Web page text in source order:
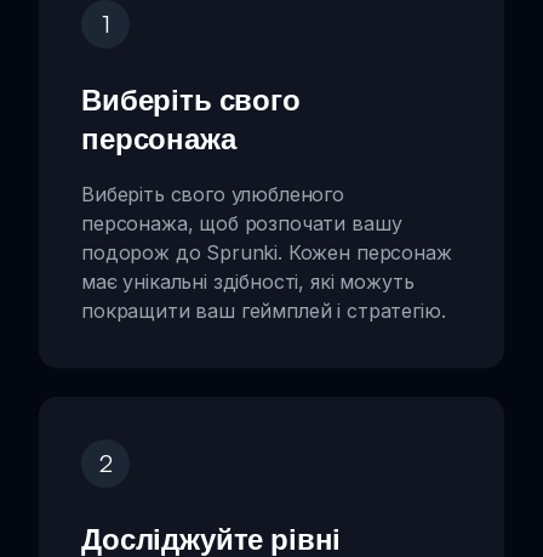
1
Виберіть свого
персонажа
Виберіть свого улюбленого
персонажа, щоб розпочати вашу
подорож до Sprunki. Кожен персонаж
має унікальні здібності, які можуть
покращити ваш геймплей і стратегію.
2
Досліджуйте рівні